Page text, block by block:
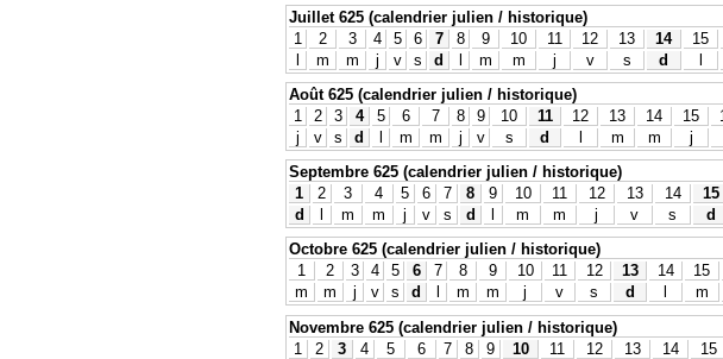
Juillet 625 (calendrier julien / historique)
1
2 3 4 5 6 7 8 9 10 11 12 13 14 15
m m j v s d m m j v s d
Août 625 (calendrier julien / historique)
1
2 3 4 5 6 7 8 9 10 11 12 13 14 15
j
v s d m m j v s d m m j
Septembre 625 (calendrier julien / historique)
1
2 3 4 5 6 7 8 9 10 11 12 13 14 15
d
m m j v s d m m j v s d
Octobre 625 (calendrier julien / historique)
1
2 3 4 5 6 7 8 9 10 11 12 13 14 15
m
m j v s d m m j v s d m
Novembre 625 (calendrier julien / historique)
1
2 3 4 5 6 7 8 9 10 11 12 13 14 15